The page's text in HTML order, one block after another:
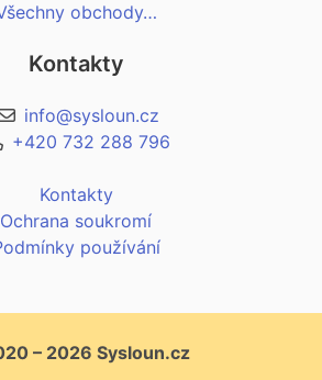
obchody…
Kontakty
info@sysloun.cz
+420 732 288 796
Kontakty
Ochrana soukromí
používání
– 2026 Sysloun.cz